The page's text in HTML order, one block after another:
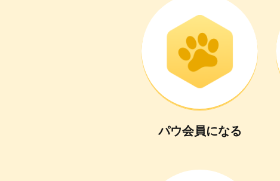
パウ会員になる